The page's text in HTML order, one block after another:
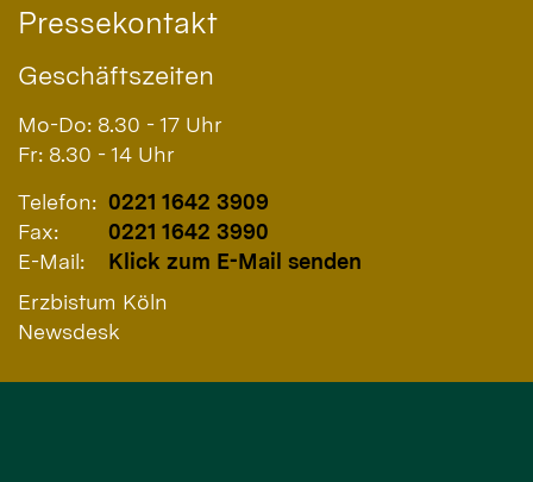
Pressekontakt
Geschäftszeiten
Mo-Do: 8.30 - 17 Uhr
Fr: 8.30 - 14 Uhr
Telefon: 0221 1642 3909
Fax:
0221 1642 3990
E-Mail:
Klick zum E-Mail senden
Erzbistum Köln
Newsdesk